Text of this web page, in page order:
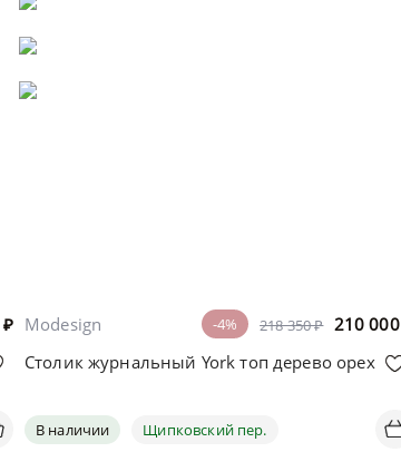
₽ 218 350 ₽ 210 000
-4%
Modesign
Столик журнальный York топ дерево орех
В наличии Щипковский пер.